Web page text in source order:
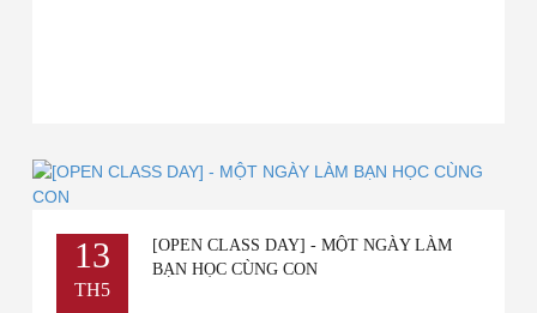
13
TH5
[OPEN CLASS DAY] - MỘT NGÀY LÀM
BẠN HỌC CÙNG CON